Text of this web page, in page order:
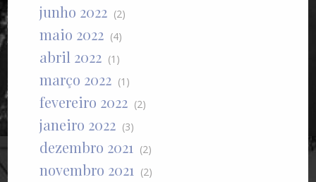
junho 2022 (2)
maio 2022 (4)
abril 2022 (1)
março 2022 (1)
fevereiro 2022 (2)
janeiro 2022 (3)
dezembro 2021 (2)
novembro 2021 (2)